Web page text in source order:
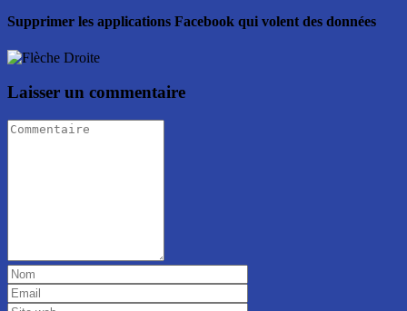
Supprimer les applications Facebook qui volent des données
Laisser un commentaire